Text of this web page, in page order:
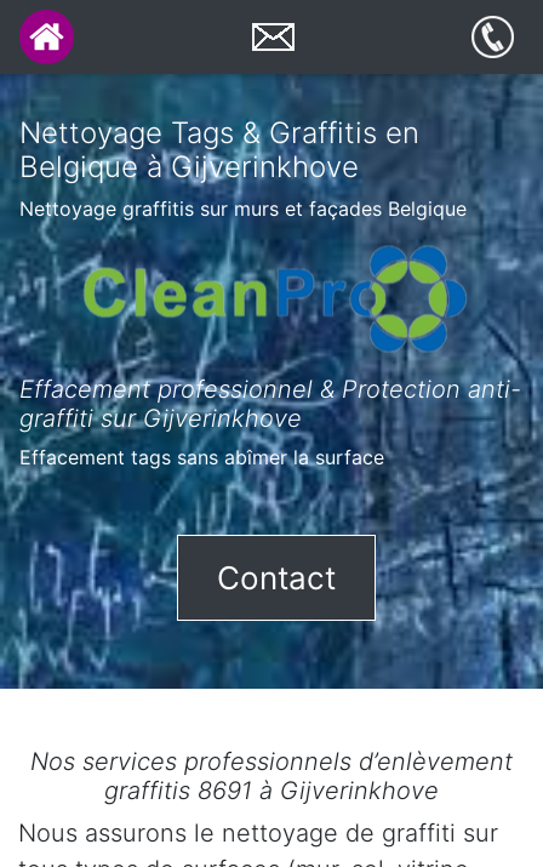
Nettoyage Tags & Graffitis en
Belgique à Gijverinkhove
Nettoyage graffitis sur murs et façades Belgique
Effacement professionnel & Protection anti-
graffiti sur Gijverinkhove
Effacement tags sans abîmer la surface
Contact
Nos services professionnels d’enlèvement
graffitis 8691 à Gijverinkhove
Nous assurons le nettoyage de graffiti sur